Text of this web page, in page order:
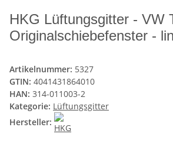
HKG Lüftungsgitter - VW
Originalschiebefenster -
Artikelnummer: 5327
GTIN: 4041431864010
HAN: 314-011003-2
Kategorie: Lüftungsgitter
Hersteller: